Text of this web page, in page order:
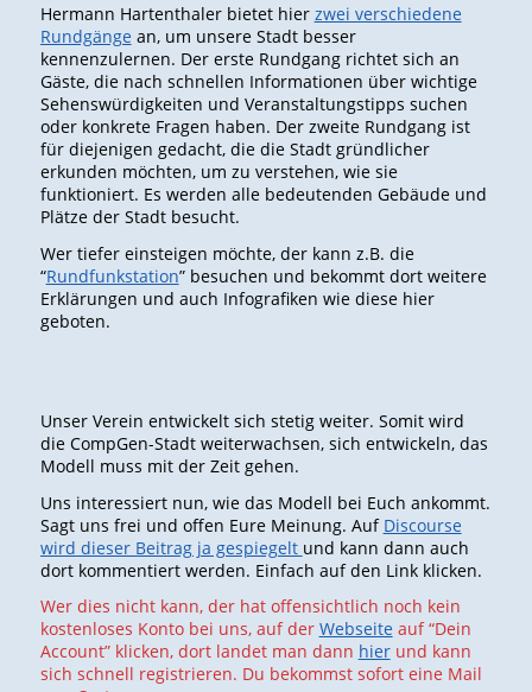
Hermann Hartenthaler bietet hier zwei verschiedene
Rundgänge an, um unsere Stadt besser
kennenzulernen. Der erste Rundgang richtet sich an
Gäste, die nach schnellen Informationen über wichtige
Sehenswürdigkeiten und Veranstaltungstipps suchen
oder konkrete Fragen haben. Der zweite Rundgang ist
für diejenigen gedacht, die die Stadt gründlicher
erkunden möchten, um zu verstehen, wie sie
funktioniert. Es werden alle bedeutenden Gebäude und
Plätze der Stadt besucht.
Wer tiefer einsteigen möchte, der kann z.B. die
“Rundfunkstation” besuchen und bekommt dort weitere
Erklärungen und auch Infografiken wie diese hier
geboten.
Unser Verein entwickelt sich stetig weiter. Somit wird
die CompGen-Stadt weiterwachsen, sich entwickeln, das
Modell muss mit der Zeit gehen.
Uns interessiert nun, wie das Modell bei Euch ankommt.
Sagt uns frei und offen Eure Meinung. Auf Discourse
wird dieser Beitrag ja gespiegelt und kann dann auch
dort kommentiert werden. Einfach auf den Link klicken.
Wer dies nicht kann, der hat offensichtlich noch kein
kostenloses Konto bei uns, auf der Webseite auf “Dein
Account” klicken, dort landet man dann hierund kann
sich schnell registrieren. Du bekommst sofort eine Mail